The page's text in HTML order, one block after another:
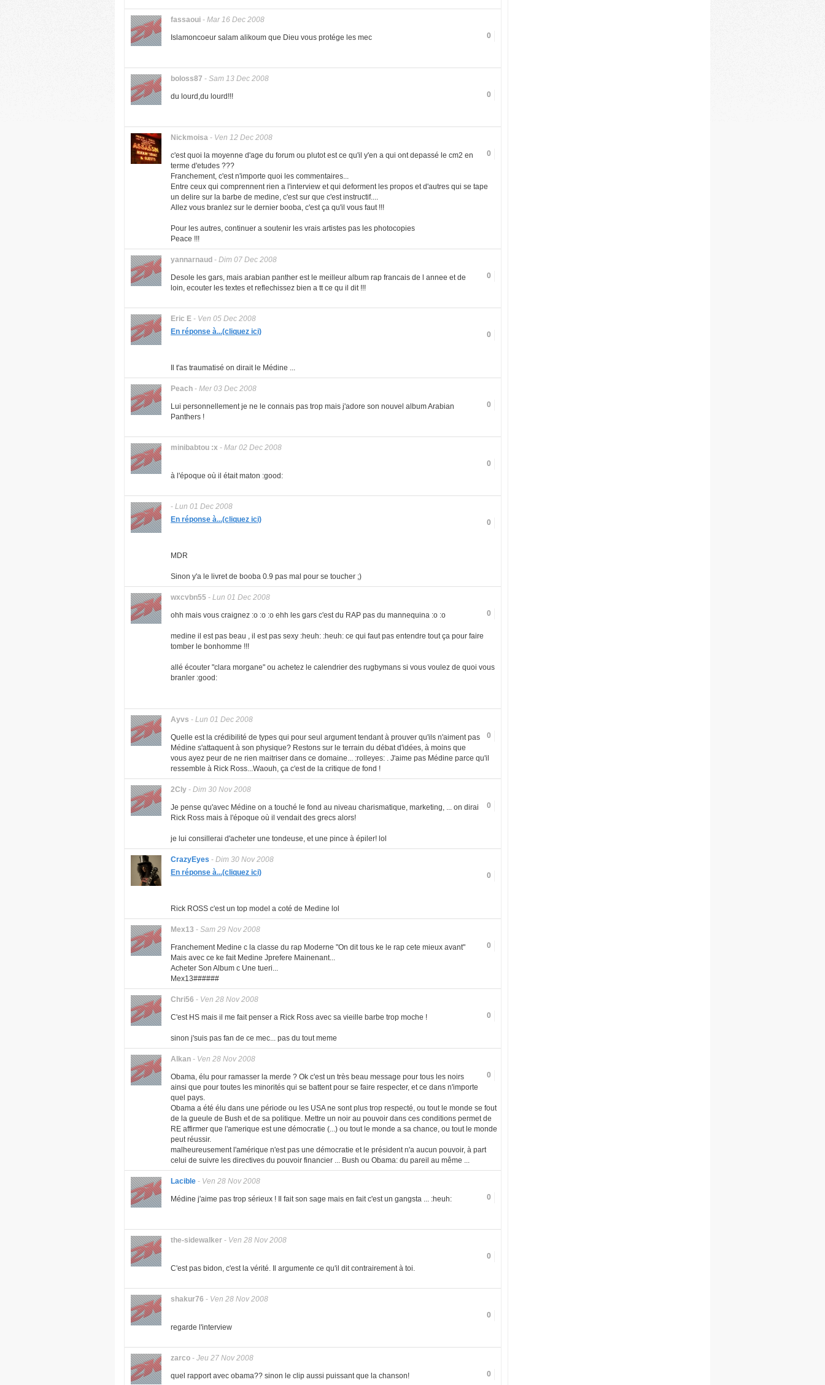
fassaoui - Mar 16 Dec 2008
0
Islamoncoeur salam alikoum que Dieu vous protége les mec
boloss87 - Sam 13 Dec 2008
0
du lourd,du lourd!!!
Nickmoisa - Ven 12 Dec 2008
0
c'est quoi la moyenne d'age du forum ou plutot est ce qu'il y'en a qui ont depassé le cm2 en
terme d'etudes ???
Franchement, c'est n'importe quoi les commentaires...
Entre ceux qui comprennent rien a l'interview et qui deforment les propos et d'autres qui se tape
un delire sur la barbe de medine, c'est sur que c'est instructif....
Allez vous branlez sur le dernier booba, c'est ça qu'il vous faut !!!
Pour les autres, continuer a soutenir les vrais artistes pas les photocopies
Peace !!!
yannarnaud - Dim 07 Dec 2008
0
Desole les gars, mais arabian panther est le meilleur album rap francais de l annee et de
loin, ecouter les textes et reflechissez bien a tt ce qu il dit !!!
Eric E - Ven 05 Dec 2008
0
En réponse à...(cliquez ici)
Il t'as traumatisé on dirait le Médine ...
Peach - Mer 03 Dec 2008
0
Lui personnellement je ne le connais pas trop mais j'adore son nouvel album Arabian
Panthers !
minibabtou :x - Mar 02 Dec 2008
0
à l'époque où il était maton :good:
- Lun 01 Dec 2008
0
En réponse à...(cliquez ici)
MDR
Sinon y'a le livret de booba 0.9 pas mal pour se toucher ;)
wxcvbn55 - Lun 01 Dec 2008
0
ohh mais vous craignez :o :o :o ehh les gars c'est du RAP pas du mannequina :o :o
medine il est pas beau , il est pas sexy :heuh: :heuh: ce qui faut pas entendre tout ça pour faire
tomber le bonhomme !!!
allé écouter "clara morgane" ou achetez le calendrier des rugbymans si vous voulez de quoi vous
branler :good:
Ayvs - Lun 01 Dec 2008
0
Quelle est la crédibilité de types qui pour seul argument tendant à prouver qu'ils n'aiment pas
Médine s'attaquent à son physique? Restons sur le terrain du débat d'idées, à moins que
vous ayez peur de ne rien maitriser dans ce domaine... :rolleyes: . J'aime pas Médine parce qu'il
ressemble à Rick Ross...Waouh, ça c'est de la critique de fond !
2Cly - Dim 30 Nov 2008
0
Je pense qu'avec Médine on a touché le fond au niveau charismatique, marketing, ... on dirai
Rick Ross mais à l'époque où il vendait des grecs alors!
je lui consillerai d'acheter une tondeuse, et une pince à épiler! lol
CrazyEyes - Dim 30 Nov 2008
0
En réponse à...(cliquez ici)
Rick ROSS c'est un top model a coté de Medine lol
Mex13 - Sam 29 Nov 2008
0
Franchement Medine c la classe du rap Moderne "On dit tous ke le rap cete mieux avant"
Mais avec ce ke fait Medine Jprefere Mainenant...
Acheter Son Album c Une tueri...
Mex13######
Chri56 - Ven 28 Nov 2008
0
C'est HS mais il me fait penser a Rick Ross avec sa vieille barbe trop moche !
sinon j'suis pas fan de ce mec... pas du tout meme
Alkan - Ven 28 Nov 2008
0
Obama, élu pour ramasser la merde ? Ok c'est un très beau message pour tous les noirs
ainsi que pour toutes les minorités qui se battent pour se faire respecter, et ce dans n'importe
quel pays.
Obama a été élu dans une période ou les USA ne sont plus trop respecté, ou tout le monde se fout
de la gueule de Bush et de sa politique. Mettre un noir au pouvoir dans ces conditions permet de
RE affirmer que l'amerique est une démocratie (...) ou tout le monde a sa chance, ou tout le monde
peut réussir.
malheureusement l'amérique n'est pas une démocratie et le président n'a aucun pouvoir, à part
celui de suivre les directives du pouvoir financier ... Bush ou Obama: du pareil au même ...
Lacible - Ven 28 Nov 2008
0
Médine j'aime pas trop sérieux ! Il fait son sage mais en fait c'est un gangsta ... :heuh:
the-sidewalker - Ven 28 Nov 2008
0
C'est pas bidon, c'est la vérité. Il argumente ce qu'il dit contrairement à toi.
shakur76 - Ven 28 Nov 2008
0
regarde l'interview
zarco - Jeu 27 Nov 2008
0
quel rapport avec obama?? sinon le clip aussi puissant que la chanson!